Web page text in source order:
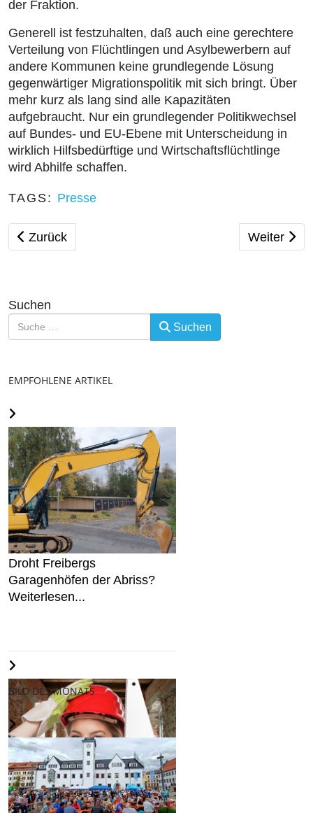
der Fraktion.
Generell ist festzuhalten, daß auch eine gerechtere
Verteilung von Flüchtlingen und Asylbewerbern auf
andere Kommunen keine grundlegende Lösung
gegenwärtiger Migrationspolitik mit sich bringt. Über
mehr kurz als lang sind alle Kapazitäten
aufgebraucht. Nur ein grundlegender Politikwechsel
auf Bundes- und EU-Ebene mit Unterscheidung in
wirklich Hilfsbedürftige und Wirtschaftsflüchtlinge
wird Abhilfe schaffen.
TAGS: Presse
Vorheriger Beitrag: Nachgefragt: Anfragen unserer
Zurück Nächster
Weiter
Suchen
Suchen
EMPFOHLENE ARTIKEL
Droht Freibergs
Garagenhöfen der Abriss?
Weiterlesen...
In Steine investieren?
BILD DES MONATS